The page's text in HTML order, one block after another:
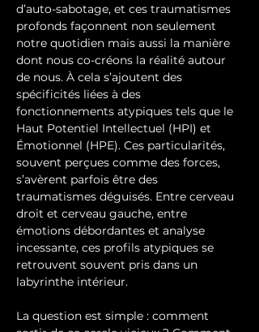
d’auto-sabotage, et ces traumatismes
profonds façonnent non seulement
notre quotidien mais aussi la manière
dont nous co-créons la réalité autour
de nous. À cela s’ajoutent des
spécificités liées à des
fonctionnements atypiques tels que le
Haut Potentiel Intellectuel (HPI) et
Émotionnel (HPE). Ces particularités,
souvent perçues comme des forces,
s’avèrent parfois être des
traumatismes déguisés. Entre cerveau
droit et cerveau gauche, entre
émotions débordantes et analyse
incessante, ces profils atypiques se
retrouvent souvent pris dans un
labyrinthe intérieur.
La question est simple : comment